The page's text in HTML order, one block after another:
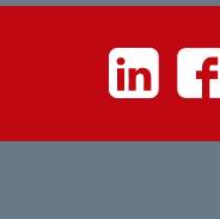
Linkedin